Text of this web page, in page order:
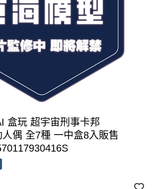
盒玩 超宇宙刑事卡邦
偶 全7種 一中盒8入販售